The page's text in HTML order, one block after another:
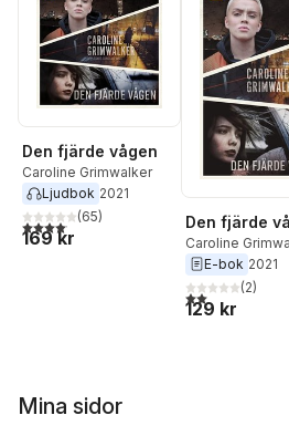
Den fjärde vågen
Caroline Grimwalker
Ljudbok 2021
4,1utav 5 stjärnor. Totalt antal röster:
(65)
169 kr
Den fjärde
Caroline
E-bok 2021
2,0utav 5(2)
129 kr
Mina sidor